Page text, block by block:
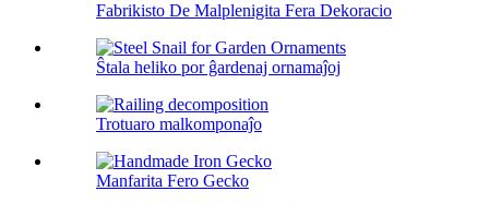
Fabrikisto De Malplenigita Fera Dekoracio
Ŝtala heliko por ĝardenaj ornamaĵoj
Trotuaro malkomponaĵo
Manfarita Fero Gecko